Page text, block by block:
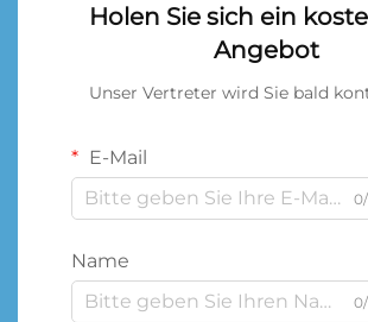
Holen Sie sich ein
Angebot
Unser Vertreter wird Sie bald
E-Mail
Name